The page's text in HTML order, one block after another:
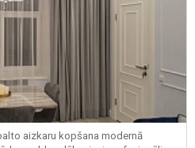
aizkaru kopšana modernā